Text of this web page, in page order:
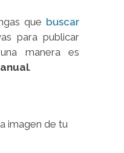
que buscar
para publicar
manera es
.
imagen de tu